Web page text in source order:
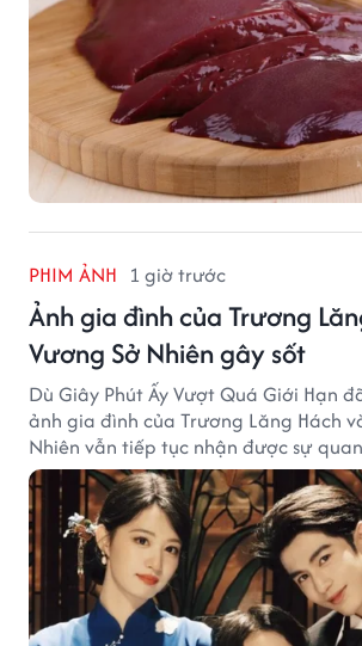
PHIM ẢNH 1 giờ trước
Ảnh gia đình của Trương
Vương Sở Nhiên gây sốt
Dù Giây Phút Ấy Vượt Quá Giới Hạn
ảnh gia đình của Trương Lăng Hách
Nhiên vẫn tiếp tục nhận được sự
giả.